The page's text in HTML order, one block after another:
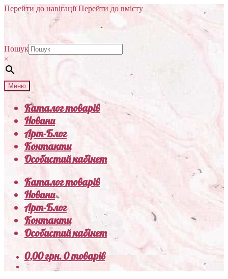
Перейти до навігації Перейти до вмісту
Пошук
×
Меню
Каталог товарів
Новини
Арт-Блог
Контакти
Особистий кабінет
Каталог товарів
Новини
Арт-Блог
Контакти
Особистий кабінет
0,00грн.0 товарів